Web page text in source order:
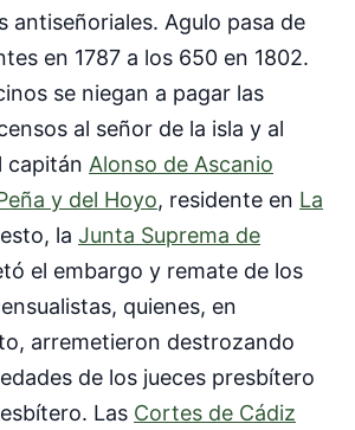
antiseñoriales. Agulo pasa de
en 1787 a los 650 en 1802.
se niegan a pagar las
al señor de la isla y al
capitán Alonso de Ascanio
y del Hoyo, residente en La
la Junta Suprema de
el embargo y remate de los
quienes, en
arremetieron destrozando
de los jueces presbítero
Las Cortes de Cádiz